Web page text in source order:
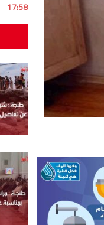
17:58